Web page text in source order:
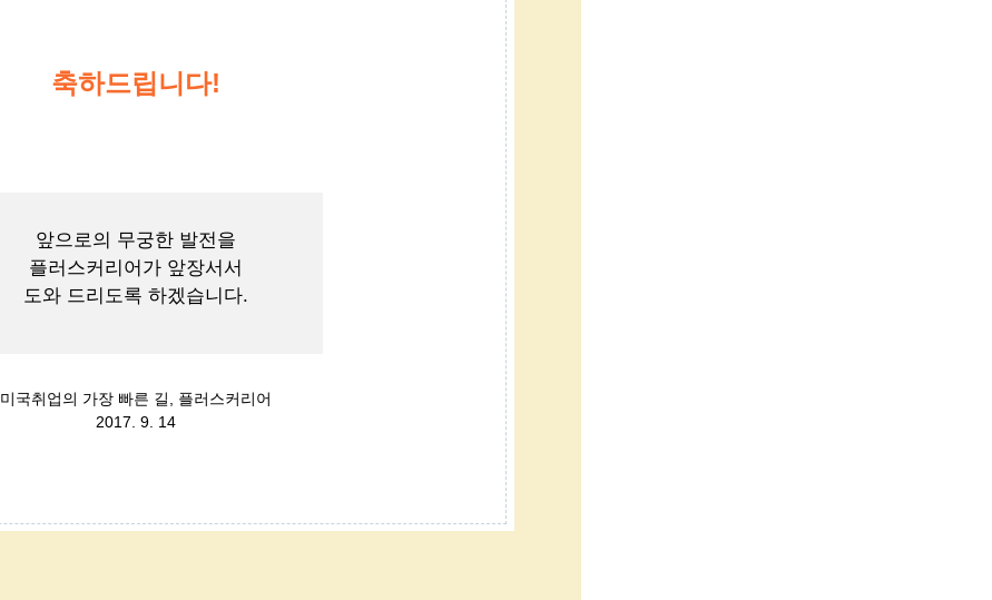
축하드립니다!
앞으로의 무궁한 발전을
플러스커리어가 앞장서서
도와 드리도록 하겠습니다.
미국취업의 가장 빠른 길, 플러스커리어
2017. 9. 14